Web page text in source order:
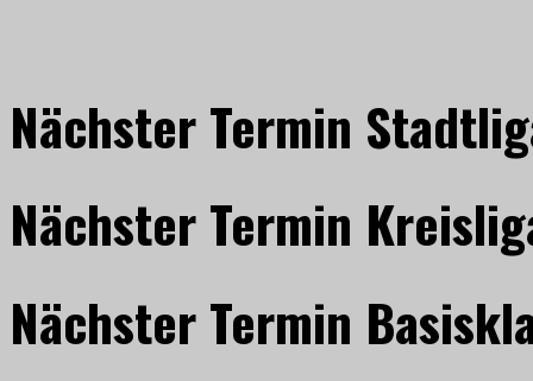
Nächster Termin
Nächster Termin
Nächster Termin